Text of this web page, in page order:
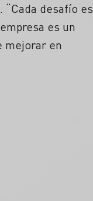
desafío es
es un
mejorar en